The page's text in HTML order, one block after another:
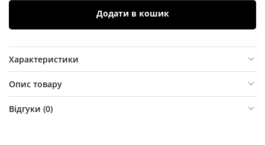
Додати в кошик
Характеристики
Опис товару
Відгуки (0)